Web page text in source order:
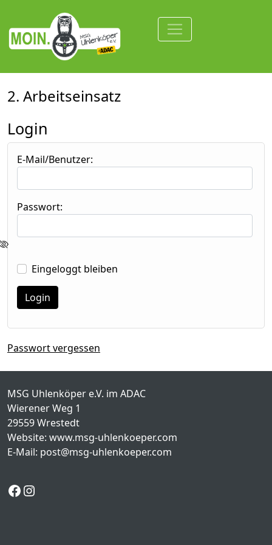
2. Arbeitseinsatz
Login
E-Mail/Benutzer:
Passwort:
Eingeloggt bleiben
Passwort vergessen
MSG Uhlenköper e.V. im ADAC
Wierener Weg 1
29559 Wrestedt
Website: www.msg-uhlenkoeper.com
E-Mail: post@msg-uhlenkoeper.com
Facebook
Instagram